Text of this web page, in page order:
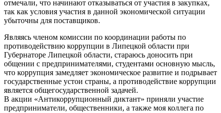
отмечали, что начинают отказываться от участия в закупках,
так как условия участия в данной экономической ситуации
убыточны для поставщиков.
Являясь членом комиссии по координации работы по
противодействию коррупции в Липецкой области при
Губернаторе Липецкой области, стараюсь доносить при
общении с предпринимателями, студентами основную мысль,
что коррупция замедляет экономическое развитие и подрывает
государственные устои страны, а противодействие коррупции
является общегосударственной задачей.
В акции «Антикоррупционный диктант» приняли участие
предприниматели, общественники, а также моя коллега по